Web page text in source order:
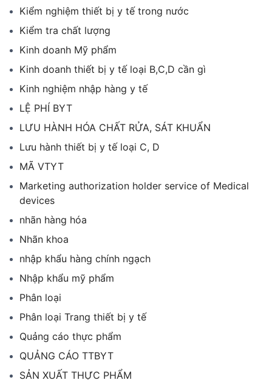
Kiểm nghiệm thiết bị y tế trong nước
Kiểm tra chất lượng
Kinh doanh Mỹ phẩm
Kinh doanh thiết bị y tế loại B,C,D cần gì
Kinh nghiệm nhập hàng y tế
LỆ PHÍ BYT
LƯU HÀNH HÓA CHẤT RỬA, SÁT KHUẨN
Lưu hành thiết bị y tế loại C, D
MÃ VTYT
Marketing authorization holder service of Medical
devices
nhãn hàng hóa
Nhãn khoa
nhập khẩu hàng chính ngạch
Nhập khẩu mỹ phẩm
Phân loại
Phân loại Trang thiết bị y tế
Quảng cáo thực phẩm
QUẢNG CÁO TTBYT
SẢN XUẤT THỰC PHẨM